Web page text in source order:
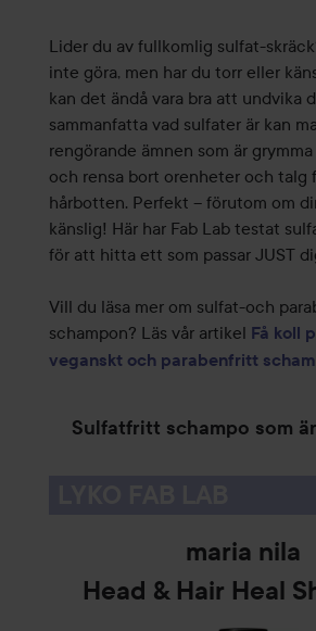
Lider du av fullkomlig sulfat-
inte göra, men har du torr eller
kan det ändå vara bra att undvika
sammanfatta vad sulfater är kan
rengörande ämnen som är
och rensa bort orenheter och talg
hårbotten. Perfekt – förutom om
känslig! Här har Fab Lab testat
för att hitta ett som passar JUST
Vill du läsa mer om sulfat-och
schampon? Läs vår artikel Få koll
veganskt och parabenfritt
Sulfatfritt schampo som
maria nila
Head & Hair Heal